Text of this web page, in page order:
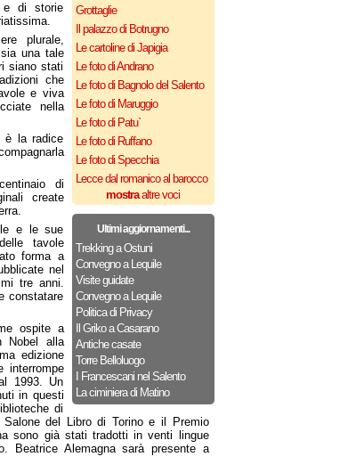
Grottaglie
Il palazzo di Botrugno
Le cartoline di Japigia
Le foto di Andrano
Le foto di Bagnolo del Salento
Le foto di Maruggio
Le foto di Patu`
Le foto di Ruffano
Le foto di Specchia
Lecce dal romanico al barocco
mostraaltre voci
Ultimi aggiornamenti...
Trekking a Ostuni
Convegno a Lequile
Visite guidate
Convegno a Lequile
Politica di Privacy
Il Griko a Casarano
Antiche casate
Torre Belloluogo
I Francescani nel Salento
La ciminiera di Matino
e di storie
plurale,
una tale
siano stati
che
e viva
nella
è la radice
di
create
e le sue
tavole
forma a
nel
tre anni.
constatare
ospite a
Nobel alla
edizione
interrompe
1993. Un
in questi
di
del Libro di Torino e il Premio
sono già stati tradotti in venti lingue
Beatrice Alemagna sarà presente a